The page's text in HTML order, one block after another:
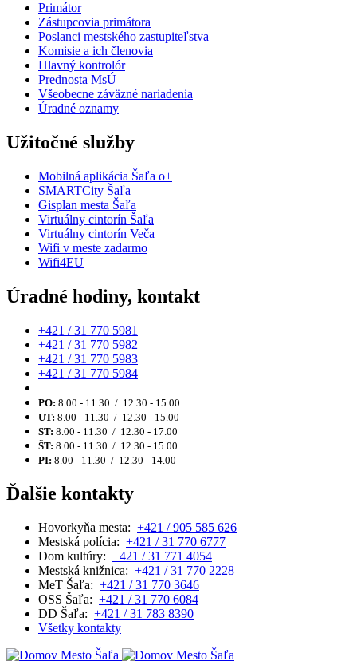
Primátor
Zástupcovia primátora
Poslanci mestského zastupiteľstva
Komisie a ich členovia
Hlavný kontrolór
Prednosta MsÚ
Všeobecne záväzné nariadenia
Úradné oznamy
Užitočné služby
Mobilná aplikácia Šaľa o+
SMARTCity Šaľa
Gisplan mesta Šaľa
Virtuálny cintorín Šaľa
Virtuálny cintorín Veča
Wifi v meste zadarmo
Wifi4EU
Úradné hodiny, kontakt
+421 / 31 770 5981
+421 / 31 770 5982
+421 / 31 770 5983
+421 / 31 770 5984
PO: 8.00 - 11.30 / 12.30 - 15.00
UT: 8.00 - 11.30 / 12.30 - 15.00
ST: 8.00 - 11.30 / 12.30 - 17.00
ŠT: 8.00 - 11.30 / 12.30 - 15.00
PI: 8.00 - 11.30 / 12.30 - 14.00
Ďalšie kontakty
Hovorkyňa mesta: +421 / 905 585 626
Mestská polícia: +421 / 31 770 6777
Dom kultúry: +421 / 31 771 4054
Mestská knižnica: +421 / 31 770 2228
MeT Šaľa: +421 / 31 770 3646
OSS Šaľa: +421 / 31 770 6084
DD Šaľa: +421 / 31 783 8390
Všetky kontakty